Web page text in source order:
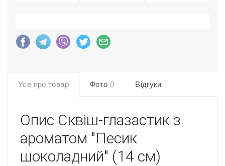
Усе про товар Фото 0 Відгуки
Опис Сквіш-глазастик з
ароматом "Песик
шоколадний" (14 см)